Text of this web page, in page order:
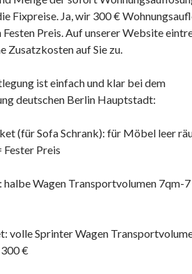
Fixpreise. Ja, wir 300 €
Festen Preis. Auf unserer Website
Zusatzkosten auf Sie zu.
ist einfach und klar bei dem
deutschen Berlin Hauptstadt:
(für Sofa Schrank): für Möbel leer
Fester Preis
Wagen Transportvolumen 7qm-7
volle Sprinter Wagen
€